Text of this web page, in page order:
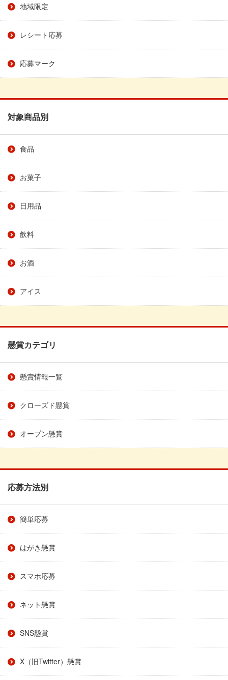
地域限定
レシート応募
応募マーク
対象商品別
食品
お菓子
日用品
飲料
お酒
アイス
懸賞カテゴリ
懸賞情報一覧
クローズド懸賞
オープン懸賞
応募方法別
簡単応募
はがき懸賞
スマホ応募
ネット懸賞
SNS懸賞
X（旧Twitter）懸賞